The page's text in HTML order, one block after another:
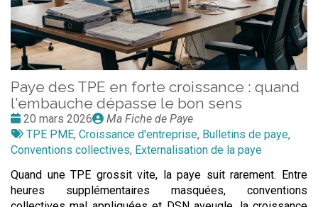
Paye des TPE en forte croissance : quand
l'embauche dépasse le bon sens
Date
:
20 mars 2026
Publié
par
Ma Fiche de Paye
Tags
:
TPE PME, Croissance d'entreprise, Bulletins de paye,
Conventions collectives, Externalisation de la paye
Quand une TPE grossit vite, la paye suit rarement. Entre
heures supplémentaires masquées, conventions